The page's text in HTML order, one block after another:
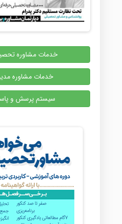
خدمات مشاوره
خدمات مشاوره
سیستم پرسش و